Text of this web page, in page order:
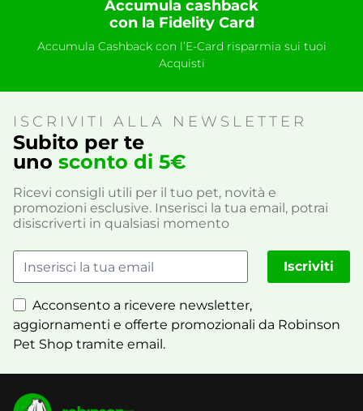
Accumula cashback
con la Fidelity Card
Accumula Cashback con l’E-Card risparmia sui tuoi
Acquisti
ISCRIVITI ALLA NEWSLETTER
Subito per te
uno sconto di 5€
Ricevi consigli utili per il tuo pet, novità e
promozioni esclusive. Inserisci la tua email, potrai
disiscriverti in qualsiasi momento
Acconsento a ricevere newsletter,
aggiornamenti e offerte promozionali da Robinson
Pet Shop tramite email.
Iscriviti